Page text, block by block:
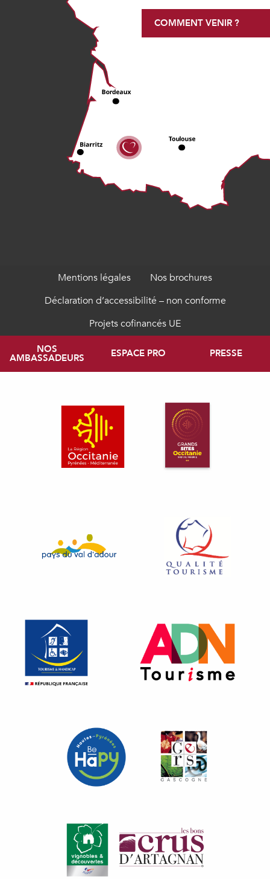
COMMENT VENIR ?
Mentions légales
Nos brochures
Déclaration d’accessibilité – non conforme
Projets cofinancés UE
NOS
AMBASSADEURS ESPACE PRO PRESSE